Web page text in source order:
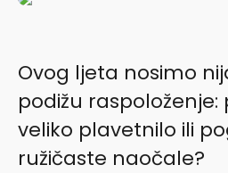
Ovog ljeta nosimo
podižu
veliko plavetnilo ili
ružičaste naočale?